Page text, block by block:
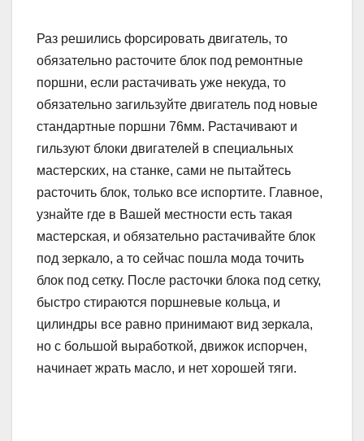
Раз решились форсировать двигатель, то
обязательно расточите блок под ремонтные
поршни, если растачивать уже некуда, то
обязательно загильзуйте двигатель под новые
стандартные поршни 76мм. Растачивают и
гильзуют блоки двигателей в специальных
мастерских, на станке, сами не пытайтесь
расточить блок, только все испортите. Главное,
узнайте где в Вашей местности есть такая
мастерская, и обязательно растачивайте блок
под зеркало, а то сейчас пошла мода точить
блок под сетку. После расточки блока под сетку,
быстро стираются поршневые кольца, и
цилиндры все равно принимают вид зеркала,
но с большой выработкой, движок испорчен,
начинает жрать масло, и нет хорошей тяги.